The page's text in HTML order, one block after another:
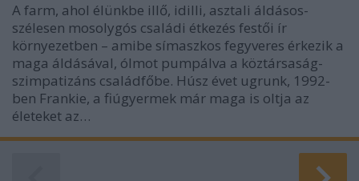
A farm, ahol élünkbe illő, idilli, asztali áldásos-
szélesen mosolygós családi étkezés festői ír
környezetben – amibe símaszkos fegyveres érkezik a
maga áldásával, ólmot pumpálva a köztársaság-
szimpatizáns családfőbe. Húsz évet ugrunk, 1992-
ben Frankie, a fiúgyermek már maga is oltja az
életeket az…